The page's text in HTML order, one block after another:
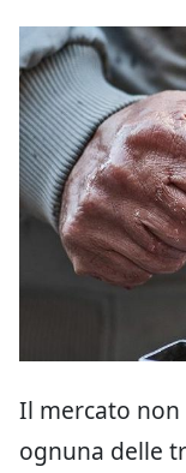
Il mercato non
ognuna delle